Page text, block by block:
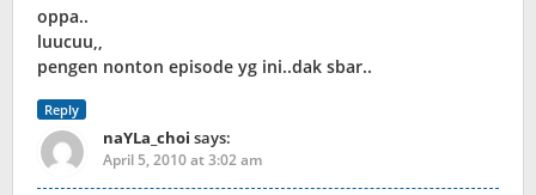
oppa..
luucuu,,
pengen nonton episode yg ini..dak sbar..
Reply
naYLa_choi says:
April 5, 2010 at 3:02 am